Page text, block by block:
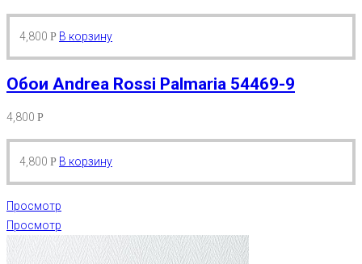
4,800 Р В корзину
Обои Andrea Rossi Palmaria 54469-9
4,800 Р
4,800 Р В корзину
Просмотр
Просмотр